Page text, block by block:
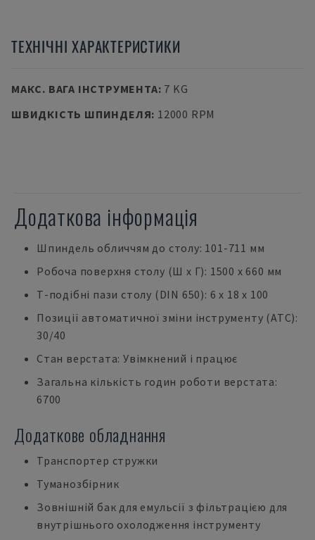
ТЕХНІЧНІ ХАРАКТЕРИСТИКИ
МАКС. ВАГА ІНСТРУМЕНТА: 7 KG
ШВИДКІСТЬ ШПИНДЕЛЯ: 12000 RPM
Додаткова інформація
Шпиндель обличчям до столу: 101-711 мм
Робоча поверхня столу (Ш х Г): 1500 x 660 мм
Т-подібні пази столу (DIN 650): 6 x 18 x 100
Позиції автоматичної зміни інструменту (ATC):
30/40
Стан верстата: Увімкнений і працює
Загальна кількість годин роботи верстата:
6700
Додаткове обладнання
Транспортер стружки
Туманозбірник
Зовнішній бак для емульсії з фільтрацією для
внутрішнього охолодження інструменту